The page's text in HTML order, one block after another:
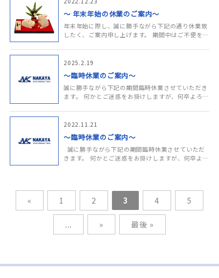
～ 年末年始の休業のご案内～
年末年始に際し、誠に勝手ながら下記の通り休業致
したく、ご案内申し上げます。 期間中はご不便をお
がら皆様にも良い新年を迎えられますよう、心より
お祈り申し上げます。 ……
2025.2.19
～臨時休業のご案内～
誠に勝手ながら下記の期間臨時休業させていただき
ます。 何かとご迷惑をお掛けしますが、何卒よろし
記 □臨時休業 2025年 2月19日（水）、
20（木）、21……
2022.11.21
～臨時休業のご案内～
きます。 何かとご迷惑をお掛けしますが、何卒よろ
« 1 2 3 4 5
... » 最後 »